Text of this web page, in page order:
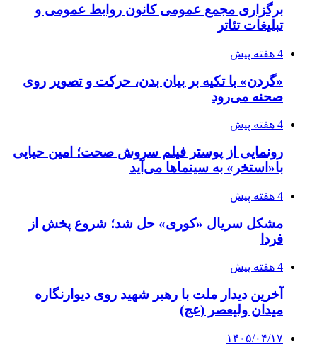
برگزاری مجمع عمومی کانون روابط عمومی و
تبلیغات تئاتر
4 هفته پیش
«گردن» با تکیه بر بیان بدن، حرکت و تصویر روی
صحنه می‌رود
4 هفته پیش
رونمایی از پوستر فیلم سروش صحت؛ امین حیایی
با«استخر» به سینماها می‌آید
4 هفته پیش
مشکل سریال «کوری» حل شد؛ شروع پخش از
فردا
4 هفته پیش
آخرین دیدار ملت با رهبر شهید روی دیوارنگاره
میدان ولیعصر (عج)
۱۴۰۵/۰۴/۱۷